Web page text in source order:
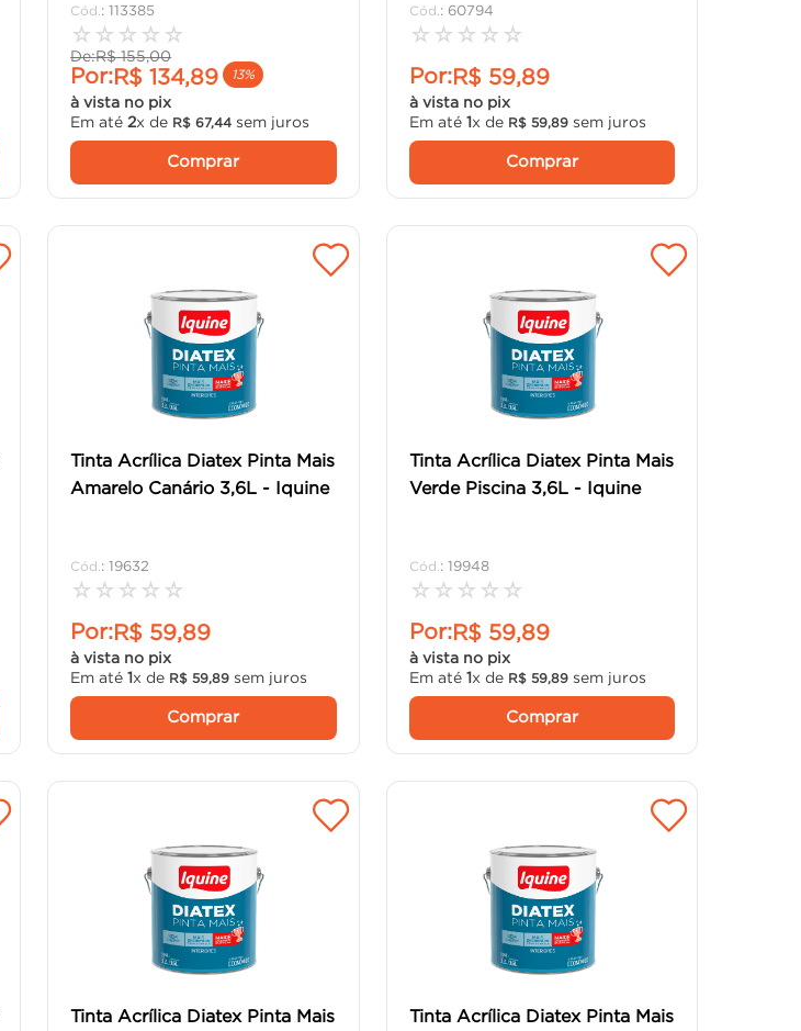
:113385
☆ ☆ ☆ ☆ ☆
De:R$ 155,00
Por:R$ 134,89 13%
à vista no pix
Em até2x de R$ 67,44 sem juros
Comprar
: 60794
☆ ☆ ☆ ☆ ☆
Por:R$ 59,89
à vista no pix
Em até 1x de R$ 59, 89sem juros
Comprar
Tinta Acrílica Diatex Pinta Mais
Amarelo Canário 3,6L - Iquine
:19632
☆ ☆ ☆ ☆ ☆
Por:R$ 59,89
à vista no pix
Em até1x de R$ 59 ,89 sem juros
Comprar
Tinta Acrílica Diatex Pinta Mais
Verde Piscina 3,6L - Iquine
: 19948
☆ ☆ ☆ ☆ ☆
Por:R$ 59,89
à vista no pix
Em até 1x de R$ 59, 89sem juros
Comprar
Tinta Acrílica Diatex Pinta Mais
Tinta Acrílica Diatex Pinta Mais